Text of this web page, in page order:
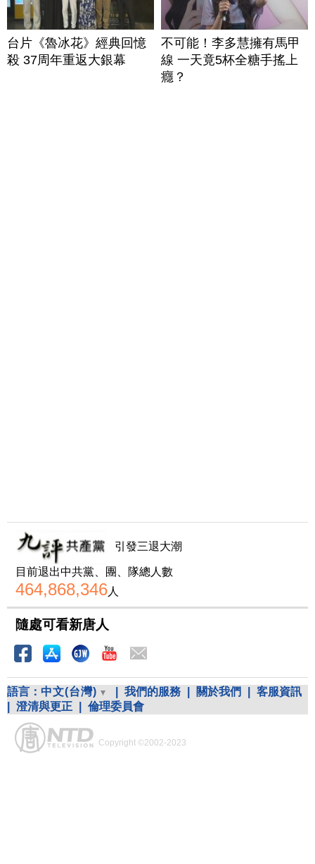
台片《魯冰花》經典回憶
殺 37周年重返大銀幕
不可能！李多慧擁有馬甲
線 一天竟5杯全糖手搖上
癮？
引發三退大潮
目前退出中共黨、團、隊總人數
464,868,346人
隨處可看新唐人
語言： 中文(台灣) 我們的服務 關於我們
客服資訊
澄清與更正 倫理委員會
Copyright ©2002-2023